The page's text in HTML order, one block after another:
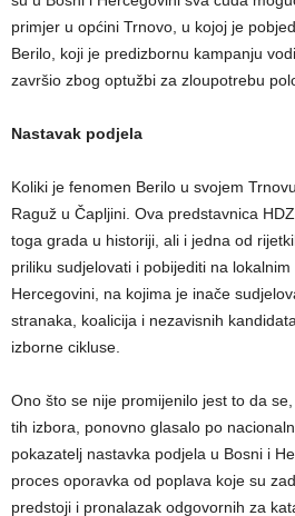
primjer u općini Trnovo, u kojoj je
Berilo, koji je predizbornu kampanju
završio zbog optužbi za zloupotrebu
Nastavak podjela
Koliki je fenomen Berilo u svojem
Raguž u Čapljini. Ova predstavnica
toga grada u historiji, ali i jedna od
priliku sudjelovati i pobijediti na
Hercegovini, na kojima je inače
stranaka, koalicija i nezavisnih
izborne cikluse.
Ono što se nije promijenilo jest to da
tih izbora, ponovno glasalo po
pokazatelj nastavka podjela u Bosni i
proces oporavka od poplava koje su
predstoji i pronalazak odgovornih za